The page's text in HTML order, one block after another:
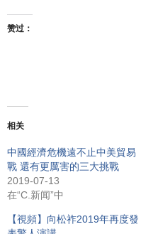
赞过：
相关
中國經濟危機遠不止中美貿易
戰 還有更厲害的三大挑戰
2019-07-13
在“C.新闻”中
【視頻】向松祚2019年再度發